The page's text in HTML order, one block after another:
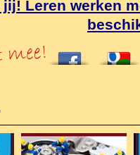
Leren werken